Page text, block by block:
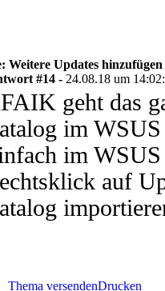
Weitere Updates hinzufügen
#14 - 24.08.18 um
geht das
im
im
auf
Thema versendenDrucken